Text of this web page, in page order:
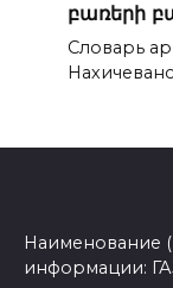
բառերի
Словарь
Наименование
информации: